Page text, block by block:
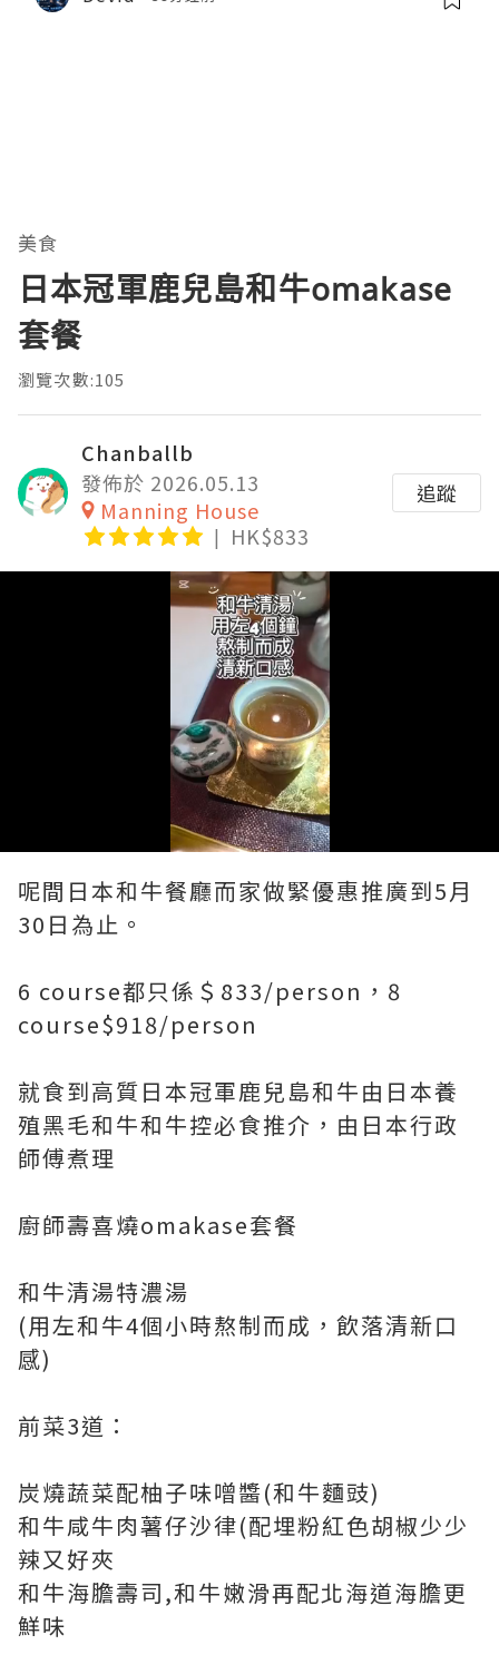
美食
日本冠軍鹿兒島和牛omakase
套餐
瀏覽次數:105
Chanballb
發佈於 2026.05.13
Manning House
HK$833
追蹤
Loaded:
80.00%
呢間日本和牛餐廳而家做緊優惠推廣到5月
30日為止。
6 course都只係＄833/person，8
course$918/person
就食到高質日本冠軍鹿兒島和牛由日本養
殖黑毛和牛和牛控必食推介，由日本行政
師傅煮理
廚師壽喜燒omakase套餐
和牛清湯特濃湯
(用左和牛4個小時熬制而成，飲落清新口
感)
前菜3道：
炭燒蔬菜配柚子味噌醬(和牛麵豉)
和牛咸牛肉薯仔沙律(配埋粉紅色胡椒少少
辣又好夾
和牛海膽壽司,和牛嫩滑再配北海道海膽更
鮮味